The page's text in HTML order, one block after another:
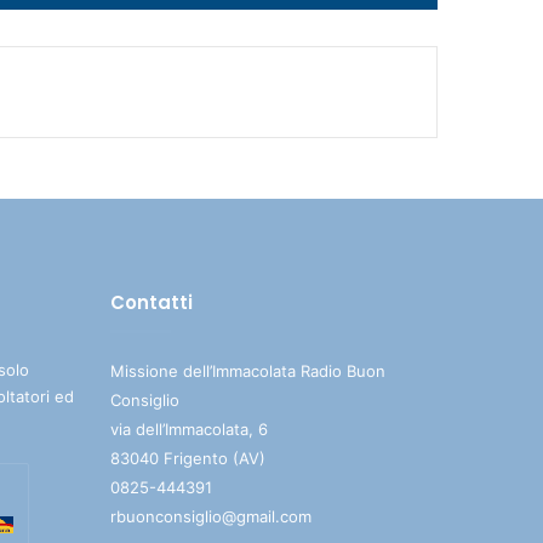
i
ed
Contatti
Missione dell’Immacolata Radio Buon
Consiglio
via dell’Immacolata, 6
83040 Frigento (AV)
0825-444391
rbuonconsiglio@gmail.com